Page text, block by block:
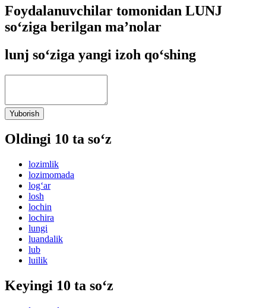
Foydalanuvchilar tomonidan LUNJ
so‘ziga berilgan ma’nolar
lunj so‘ziga yangi izoh qo‘shing
Yuborish
Oldingi 10 ta so‘z
lozimlik
lozimomada
log‘ar
losh
lochin
lochira
lungi
luandalik
lub
luilik
Keyingi 10 ta so‘z